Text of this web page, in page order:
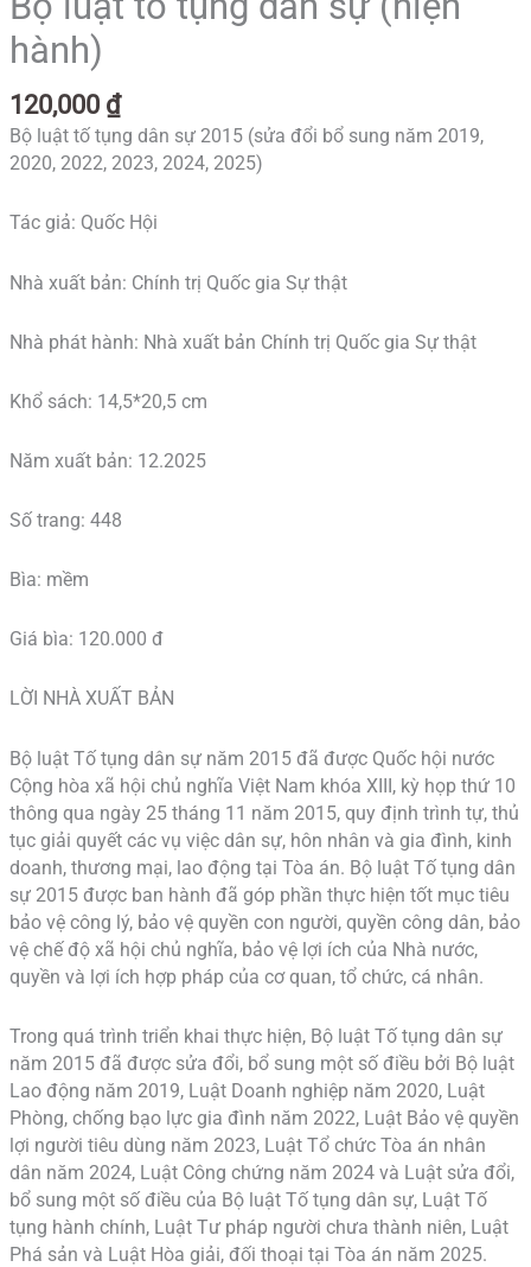
hành)
120,000 ₫
Bộ luật tố tụng dân sự 2015 (sửa đổi bổ sung năm 2019,
2020, 2022, 2023, 2024, 2025)
Tác giả: Quốc Hội
Nhà xuất bản: Chính trị Quốc gia Sự thật
Nhà phát hành: Nhà xuất bản Chính trị Quốc gia Sự thật
Khổ sách: 14,5*20,5 cm
Năm xuất bản: 12.2025
Số trang: 448
Bìa: mềm
Giá bìa: 120.000 đ
LỜI NHÀ XUẤT BẢN
Bộ luật Tố tụng dân sự năm 2015 đã được Quốc hội nước
Cộng hòa xã hội chủ nghĩa Việt Nam khóa XIII, kỳ họp thứ 10
thông qua ngày 25 tháng 11 năm 2015, quy định trình tự, thủ
tục giải quyết các vụ việc dân sự, hôn nhân và gia đình, kinh
doanh, thương mại, lao động tại Tòa án. Bộ luật Tố tụng dân
sự 2015 được ban hành đã góp phần thực hiện tốt mục tiêu
bảo vệ công lý, bảo vệ quyền con người, quyền công dân, bảo
vệ chế độ xã hội chủ nghĩa, bảo vệ lợi ích của Nhà nước,
quyền và lợi ích hợp pháp của cơ quan, tổ chức, cá nhân.
Trong quá trình triển khai thực hiện, Bộ luật Tố tụng dân sự
năm 2015 đã được sửa đổi, bổ sung một số điều bởi Bộ luật
Lao động năm 2019, Luật Doanh nghiệp năm 2020, Luật
Phòng, chống bạo lực gia đình năm 2022, Luật Bảo vệ quyền
lợi người tiêu dùng năm 2023, Luật Tổ chức Tòa án nhân
dân năm 2024, Luật Công chứng năm 2024 và Luật sửa đổi,
bổ sung một số điều của Bộ luật Tố tụng dân sự, Luật Tố
tụng hành chính, Luật Tư pháp người chưa thành niên, Luật
Phá sản và Luật Hòa giải, đối thoại tại Tòa án năm 2025.